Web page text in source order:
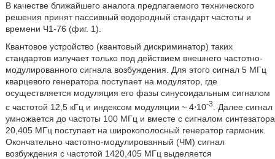
В качестве ближайшего аналога предлагаемого технического
решения принят пассивный водородный стандарт частоты и
времени Ч1-76 (фиг. 1).
Квантовое устройство (квантовый дискриминатор) таких
стандартов излучает только под действием внешнего частотно-
модулированного сигнала возбуждения. Для этого сигнал 5 МГц
кварцевого генератора поступает на модулятор, где
осуществляется модуляция его фазы синусоидальным сигналом
с частотой 12,5 кГц и индексом модуляции ~ 4⋅10-3
. Далее сигнал
умножается до частоты 100 МГц и вместе с сигналом синтезатора
20,405 МГц поступает на широкополосный генератор гармоник.
Окончательно частотно-модулированный (ЧМ) сигнал
возбуждения с частотой 1420,405 МГц выделяется